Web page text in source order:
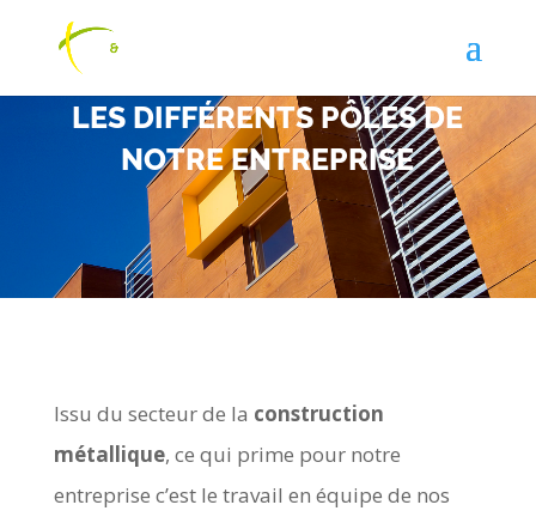
LES DIFFÉRENTS PÔLES DE
NOTRE ENTREPRISE
Issu du secteur de la construction
métallique, ce qui prime pour notre
entreprise c’est le travail en équipe de nos